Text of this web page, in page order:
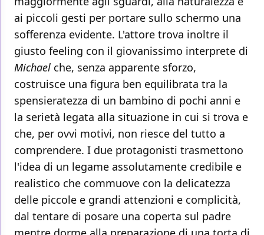
ai piccoli gesti per portare sullo schermo una
sofferenza evidente. L'attore trova inoltre il
giusto feeling con il giovanissimo interprete di
Michael che, senza apparente sforzo,
costruisce una figura ben equilibrata tra la
spensieratezza di un bambino di pochi anni e
la serietà legata alla situazione in cui si trova e
che, per ovvi motivi, non riesce del tutto a
comprendere. I due protagonisti trasmettono
l'idea di un legame assolutamente credibile e
realistico che commuove con la delicatezza
delle piccole e grandi attenzioni e complicità,
dal tentare di posare una coperta sul padre